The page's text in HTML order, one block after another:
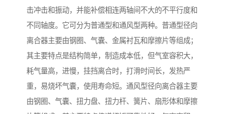
击冲击和振动，并能补偿相连两轴间不大的不平行度和
不同轴度。它可分为普通型和通风型两种。普通型径向
离合器主要由钢圈、气囊、金属衬瓦和摩擦片等组成；
其主要特点是结构简单，制造成本低，但气室容积大，
耗气量高，进慢，挂挡离合时，打滑时间长，发热严
重，易烧坏气囊，使用寿命短。通风型径向离合器主要
由钢圈、气囊、扭力盘、扭力杆、簧片、扇形体和摩擦